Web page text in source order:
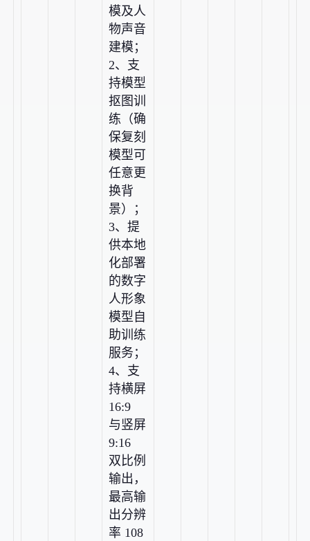
模及人
物声音
建模；
2、支
持模型
抠图训
练（确
保复刻
模型可
任意更
换背
景）；
3、提
供本地
化部署
的数字
人形象
模型自
助训练
服务；
4、支
持横屏
16:9
与竖屏
9:16
双比例
输出，
最高输
出分辨
率 108